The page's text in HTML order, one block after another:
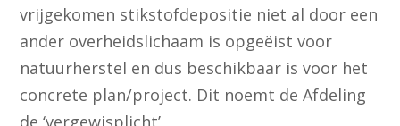
vrijgekomen stikstofdepositie niet al door een
ander overheidslichaam is opgeëist voor
natuurherstel en dus beschikbaar is voor het
concrete plan/project. Dit noemt de Afdeling
de ‘vergewisplicht’.